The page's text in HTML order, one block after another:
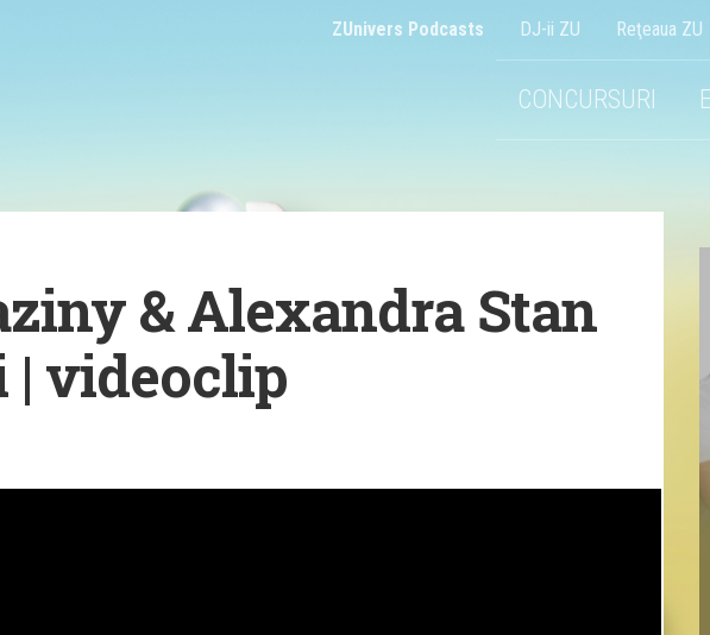
ZUnivers Podcasts DJ-ii ZU Reţeaua ZU
CONCURSURI
& Alexandra Stan
| videoclip